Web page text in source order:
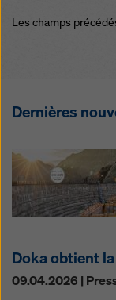
Les champs
Dernières
Doka obtient
09.04.2026 |